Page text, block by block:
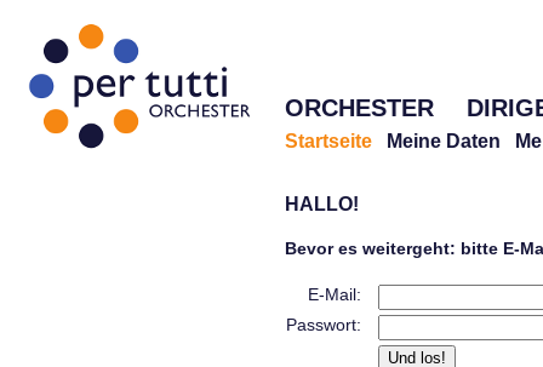
ORCHESTER
Startseite Meine Daten
HALLO!
Bevor es weitergeht: bitte E-
E-Mail:
Passwort: